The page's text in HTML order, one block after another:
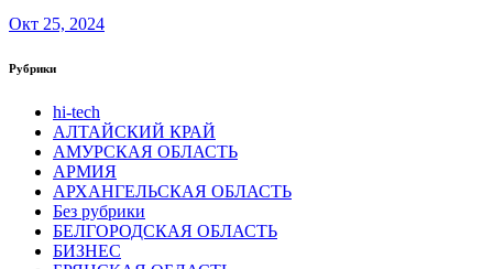
Окт 25, 2024
Рубрики
hi-tech
АЛТАЙСКИЙ КРАЙ
АМУРСКАЯ ОБЛАСТЬ
АРМИЯ
АРХАНГЕЛЬСКАЯ ОБЛАСТЬ
Без рубрики
БЕЛГОРОДСКАЯ ОБЛАСТЬ
БИЗНЕС